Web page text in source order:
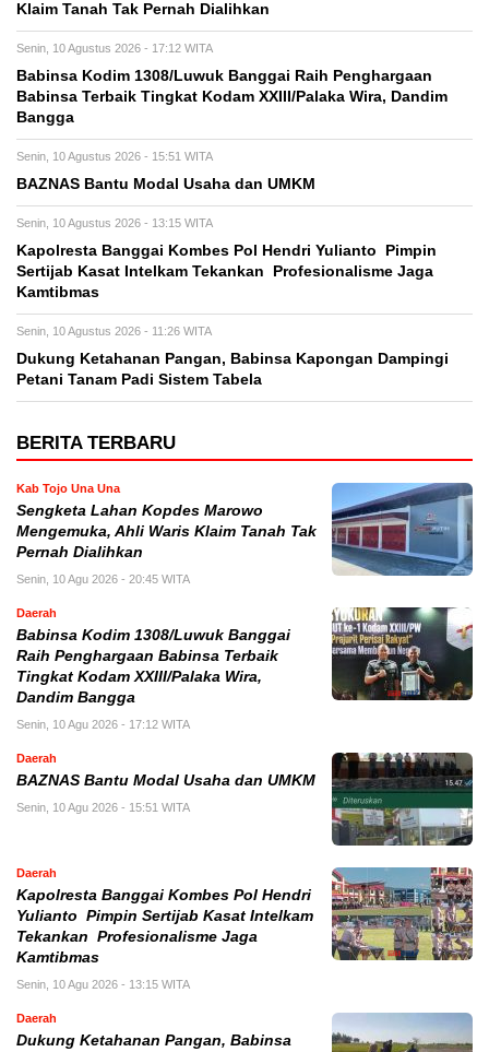
Klaim Tanah Tak Pernah Dialihkan
Senin, 10 Agustus 2026 - 17:12 WITA
Babinsa Kodim 1308/Luwuk Banggai Raih Penghargaan
Babinsa Terbaik Tingkat Kodam XXIII/Palaka Wira, Dandim
Bangga
Senin, 10 Agustus 2026 - 15:51 WITA
BAZNAS Bantu Modal Usaha dan UMKM
Senin, 10 Agustus 2026 - 13:15 WITA
Kapolresta Banggai Kombes Pol Hendri Yulianto Pimpin
Sertijab Kasat Intelkam Tekankan Profesionalisme Jaga
Kamtibmas
Senin, 10 Agustus 2026 - 11:26 WITA
Dukung Ketahanan Pangan, Babinsa Kapongan Dampingi
Petani Tanam Padi Sistem Tabela
BERITA TERBARU
Kab Tojo Una Una
Sengketa Lahan Kopdes Marowo
Mengemuka, Ahli Waris Klaim Tanah Tak
Pernah Dialihkan
Senin, 10 Agu 2026 - 20:45 WITA
Daerah
Babinsa Kodim 1308/Luwuk Banggai
Raih Penghargaan Babinsa Terbaik
Tingkat Kodam XXIII/Palaka Wira,
Dandim Bangga
Senin, 10 Agu 2026 - 17:12 WITA
Daerah
BAZNAS Bantu Modal Usaha dan UMKM
Senin, 10 Agu 2026 - 15:51 WITA
Daerah
Kapolresta Banggai Kombes Pol Hendri
Yulianto Pimpin Sertijab Kasat Intelkam
Tekankan Profesionalisme Jaga
Kamtibmas
Senin, 10 Agu 2026 - 13:15 WITA
Daerah
Dukung Ketahanan Pangan, Babinsa